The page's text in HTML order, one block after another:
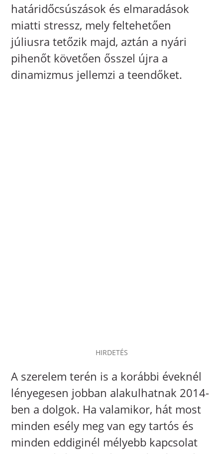
határidőcsúszások és elmaradások
miatti stressz, mely feltehetően
júliusra tetőzik majd, aztán a nyári
pihenőt követően ősszel újra a
dinamizmus jellemzi a teendőket.
HIRDETÉS
A szerelem terén is a korábbi éveknél
lényegesen jobban alakulhatnak 2014-
ben a dolgok. Ha valamikor, hát most
minden esély meg van egy tartós és
minden eddiginél mélyebb kapcsolat